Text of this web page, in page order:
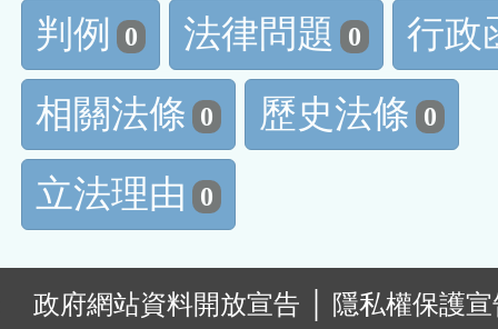
判例
0 法律問題 0
行政
相關法條 0 歷史法條 0
立法理由 0
政府網站資料開放宣告
隱私權保護